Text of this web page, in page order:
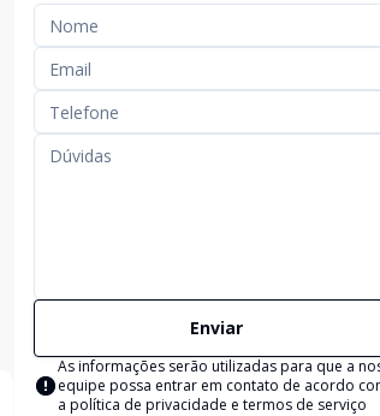
Enviar
As informações serão utilizadas para que a
equipe possa entrar em contato de acordo
a política de privacidade e termos de serviço